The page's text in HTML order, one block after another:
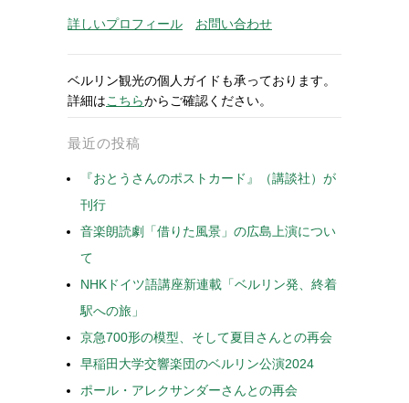
詳しいプロフィール お問い合わせ
ベルリン観光の個人ガイドも承っております。
詳細はこちらからご確認ください。
最近の投稿
『おとうさんのポストカード』（講談社）が
刊行
音楽朗読劇「借りた風景」の広島上演につい
て
NHKドイツ語講座新連載「ベルリン発、終着
駅への旅」
京急700形の模型、そして夏目さんとの再会
早稲田大学交響楽団のベルリン公演2024
ポール・アレクサンダーさんとの再会